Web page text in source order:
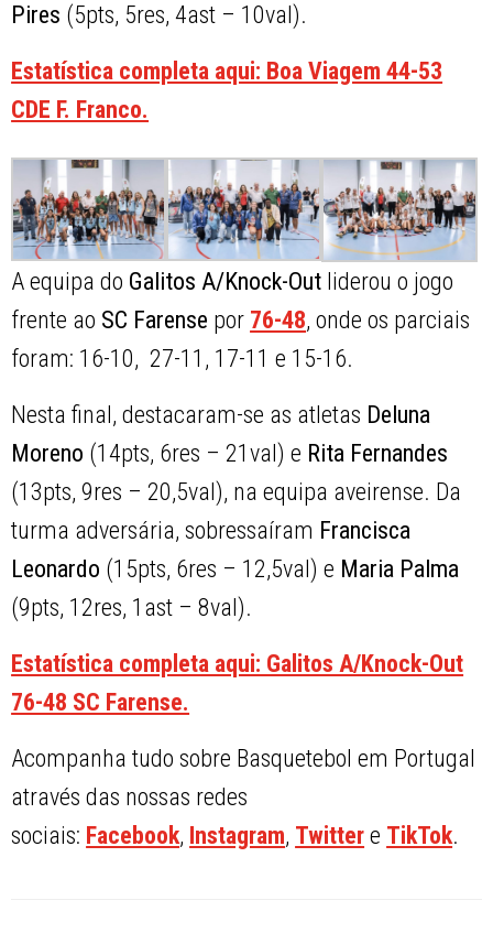
Pires (5pts, 5res, 4ast – 10val).
Estatística completa aqui: Boa Viagem 44-53
CDE F. Franco.
A equipa do Galitos A/Knock-Out liderou o jogo
frente ao SC Farense por 76-48, onde os parciais
foram: 16-10, 27-11, 17-11 e 15-16.
Nesta final, destacaram-se as atletas Deluna
Moreno (14pts, 6res – 21val) e Rita Fernandes
(13pts, 9res – 20,5val), na equipa aveirense. Da
turma adversária, sobressaíram Francisca
Leonardo (15pts, 6res – 12,5val) e Maria Palma
(9pts, 12res, 1ast – 8val).
Estatística completa aqui: Galitos A/Knock-Out
76-48 SC Farense.
Acompanha tudo sobre Basquetebol em Portugal
através das nossas redes
sociais: Facebook, Instagram, Twitter e TikTok.